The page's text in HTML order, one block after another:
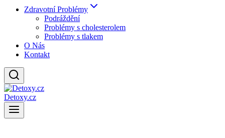
Zdravotní Problémy
Podráždění
Problémy s cholesterolem
Problémy s tlakem
O Nás
Kontakt
Detoxy.cz